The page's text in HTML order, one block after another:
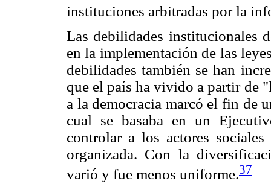
instituciones arbitradas por la
Las debilidades institucionales
en la implementación de las
debilidades también se han
que el país ha vivido a partir de
a la democracia marcó el fin de
cual se basaba en un
controlar a los actores
organizada. Con la
varió y fue menos uniforme.37